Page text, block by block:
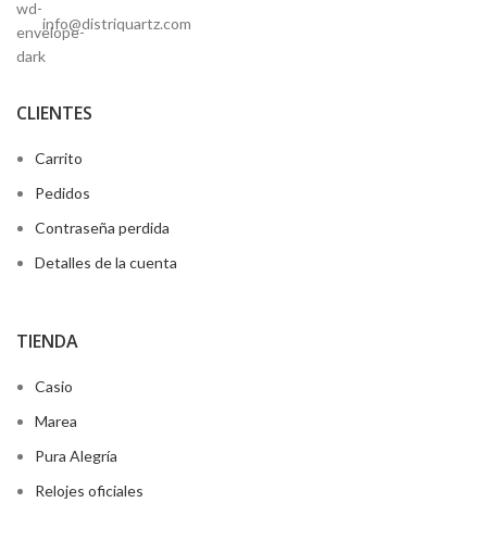
info@distriquartz.com
CLIENTES
Carrito
Pedidos
Contraseña perdida
Detalles de la cuenta
TIENDA
Casio
Marea
Pura Alegría
Relojes oficiales